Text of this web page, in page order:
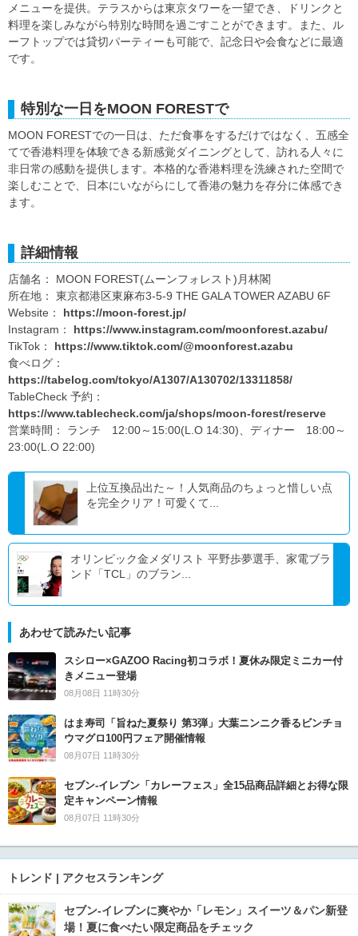
メニューを提供。テラスからは東京タワーを一望でき、ドリンクと
料理を楽しみながら特別な時間を過ごすことができます。また、ル
ーフトップでは貸切パーティーも可能で、記念日や会食などに最適
です。
特別な一日をMOON FORESTで
MOON FORESTでの一日は、ただ食事をするだけではなく、五感全
てで香港料理を体験できる新感覚ダイニングとして、訪れる人々に
非日常の感動を提供します。本格的な香港料理を洗練された空間で
楽しむことで、日本にいながらにして香港の魅力を存分に体感でき
ます。
詳細情報
店舗名： MOON FOREST(ムーンフォレスト)月林閣
所在地： 東京都港区東麻布3-5-9 THE GALA TOWER AZABU 6F
Website： https://moon-forest.jp/
Instagram： https://www.instagram.com/moonforest.azabu/
TikTok： https://www.tiktok.com/@moonforest.azabu
食べログ：
https://tabelog.com/tokyo/A1307/A130702/13311858/
TableCheck 予約：
https://www.tablecheck.com/ja/shops/moon-forest/reserve
営業時間： ランチ 12:00～15:00(L.O 14:30)、ディナー 18:00～
23:00(L.O 22:00)
上位互換品出た～！人気商品のちょっと惜しい点
を完全クリア！可愛くて...
オリンピック金メダリスト 平野歩夢選手、家電ブラ
ンド「TCL」のブラン...
あわせて読みたい記事
スシロー×GAZOO Racing初コラボ！夏休み限定ミニカー付
きメニュー登場
08月08日 11時30分
はま寿司「旨ねた夏祭り 第3弾」大葉ニンニク香るビンチョ
ウマグロ100円フェア開催情報
08月07日 11時30分
セブン‐イレブン「カレーフェス」全15品商品詳細とお得な限
定キャンペーン情報
08月07日 11時30分
トレンド | アクセスランキング
セブン‐イレブンに爽やか「レモン」スイーツ＆パン新登
場！夏に食べたい限定商品をチェック